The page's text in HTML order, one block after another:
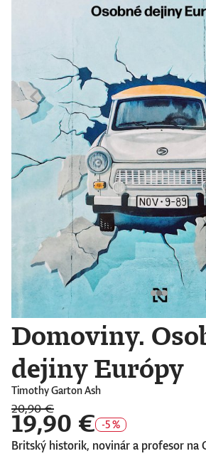
Domoviny.
dejiny Európy
Timothy Garton Ash
20,90 €
19,90 € -5 %
Britský historik, novinár a profesor na